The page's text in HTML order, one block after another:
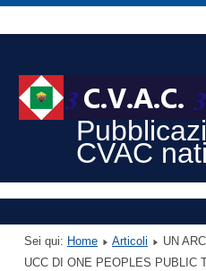
CVAC
Sei qui: Home Articoli
UN
UCC DI ONE PEOPLES PUBLIC